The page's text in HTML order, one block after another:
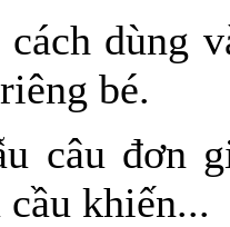
dùng
bé.
câu đơn
cầu khiến...